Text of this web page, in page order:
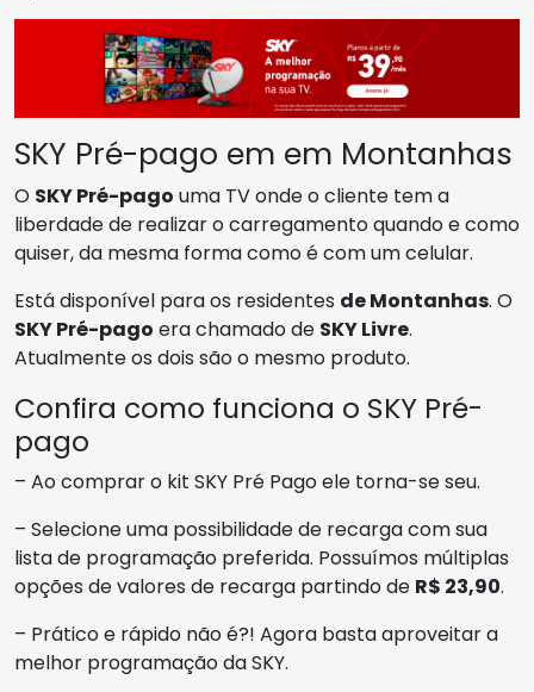
SKY Pré-pago em em Montanhas
O SKY Pré-pago uma TV onde o cliente tem a
liberdade de realizar o carregamento quando e como
quiser, da mesma forma como é com um celular.
Está disponível para os residentes de Montanhas. O
SKY Pré-pago era chamado de SKY Livre.
Atualmente os dois são o mesmo produto.
Confira como funciona o SKY Pré-
pago
– Ao comprar o kit SKY Pré Pago ele torna-se seu.
– Selecione uma possibilidade de recarga com sua
lista de programação preferida. Possuímos múltiplas
opções de valores de recarga partindo de R$ 23,90.
– Prático e rápido não é?! Agora basta aproveitar a
melhor programação da SKY.